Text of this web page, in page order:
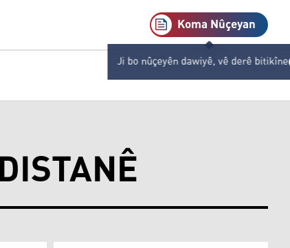
Koma Nûçeyan
Ji bo nûçeyên dawiyê, vê derê bitikîne